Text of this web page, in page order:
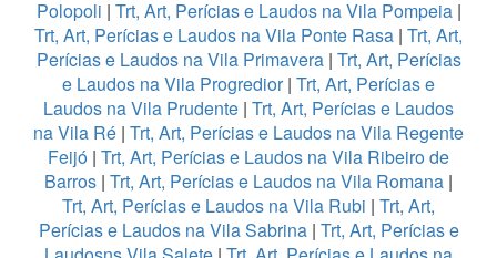
Polopoli | Trt, Art, Perícias e Laudos na Vila Pompeia|
Trt, Art, Perícias e Laudos na Vila Ponte Rasa | Trt, Art,
Perícias e Laudos na Vila Primavera| Trt, Art, Perícias
e Laudos na Vila Progredior| Trt, Art, Perícias e
Laudos na Vila Prudente | Trt, Art, Perícias e Laudos
na Vila Ré | Trt, Art, Perícias e Laudos na Vila Regente
Feijó | Trt, Art, Perícias e Laudos na Vila Ribeiro de
Barros | Trt, Art, Perícias e Laudos na Vila Romana |
Trt, Art, Perícias e Laudos na Vila Rubi | Trt, Art,
Perícias e Laudos na Vila Sabrina| Trt, Art, Perícias e